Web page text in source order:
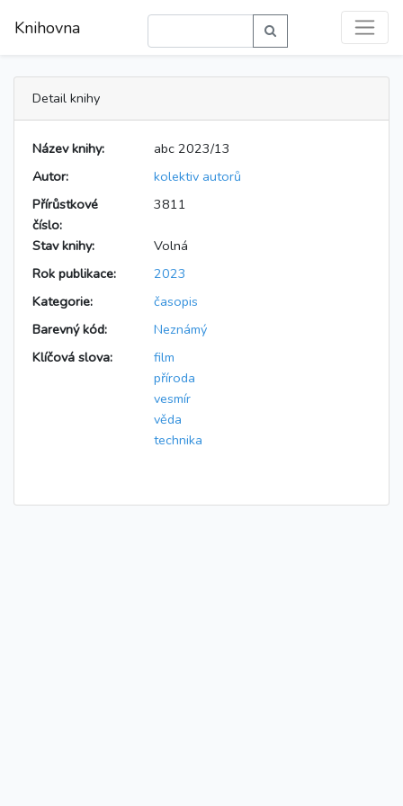
Knihovna
Detail knihy
Název knihy:
abc 2023/13
Autor:
kolektiv autorů
Přírůstkové
číslo:
3811
Stav knihy:
Volná
Rok publikace:
2023
Kategorie:
časopis
Barevný kód:
Neznámý
Klíčová slova:
film
příroda
vesmír
věda
technika